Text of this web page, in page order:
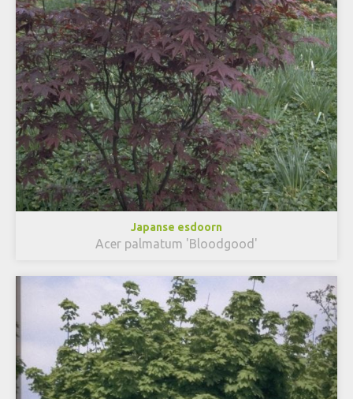
Japanse esdoorn
Acer palmatum 'Bloodgood'